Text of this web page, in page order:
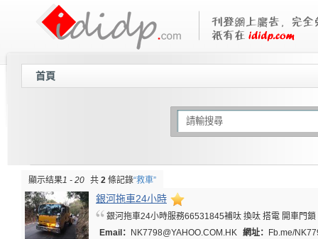
首頁
顯示结果1 - 20 共 2 條記錄“救車”
銀河拖車24小時
銀河拖車24小時服務66531845補呔 換呔 搭電 開車門
Email：
NK7798@YAHOO.COM.HK 網址：
Fb.me/